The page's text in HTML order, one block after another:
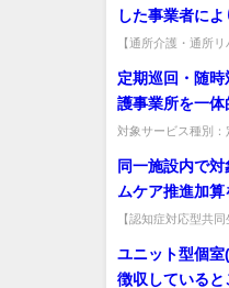
した事業者に
のか。また、
合、各事業所
【通所介護・通所
定期巡回・随
護事業所を一体
職員の割合は一
方を兼務して
とは可能か。
対象サービス種別
同一施設内で
ムケア推進加算
か。
【認知症対応型共
ユニット型個
徴収していると